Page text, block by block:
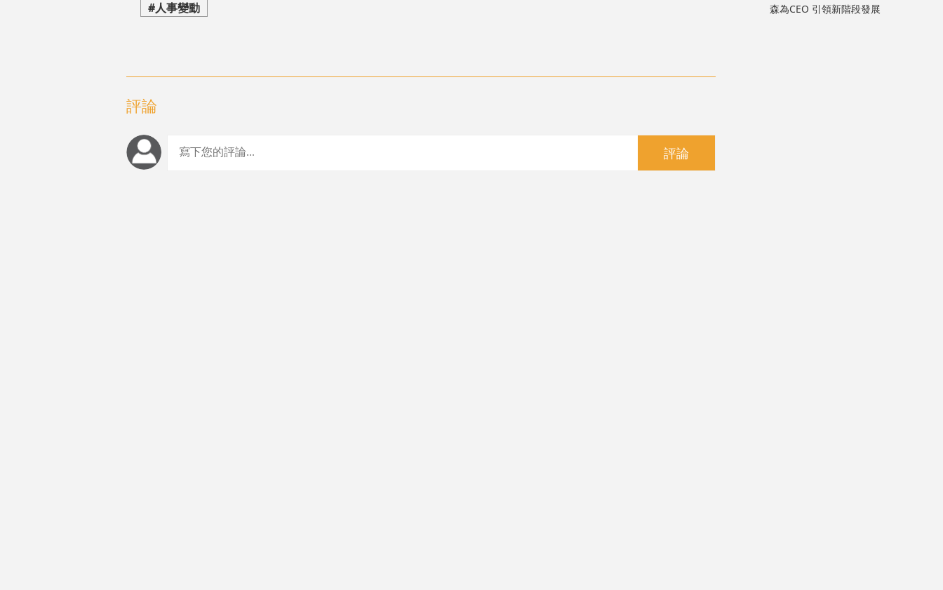
#人事變動
評論
評論
森為CEO 引領新階段發展